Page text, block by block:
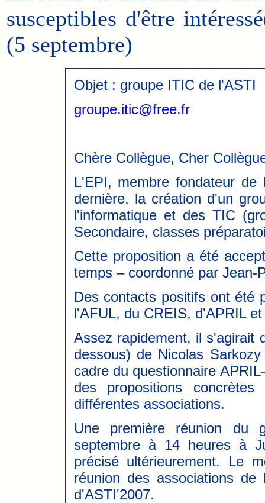
susceptibles d'être
(5 septembre)
Objet : groupe ITIC de l'ASTI
groupe.itic@free.fr
Chère Collègue, Cher
L'EPI, membre fondateur
dernière, la création d'un
l'informatique et des TIC
Secondaire, classes
Cette proposition a été
temps – coordonné par
Des contacts positifs ont été
l'AFUL, du CREIS, d'APRIL
Assez rapidement, il s'agirait
dessous) de Nicolas
cadre du questionnaire
des propositions
différentes associations.
Une première réunion du
septembre à 14 heures à
précisé ultérieurement. Le
réunion des associations
d'ASTI'2007.